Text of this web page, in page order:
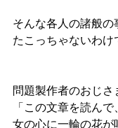
そんな各人の諸般の
たこっちゃないわけ
問題製作者のおじさ
「この文章を読ん
女の心に一輪の花が